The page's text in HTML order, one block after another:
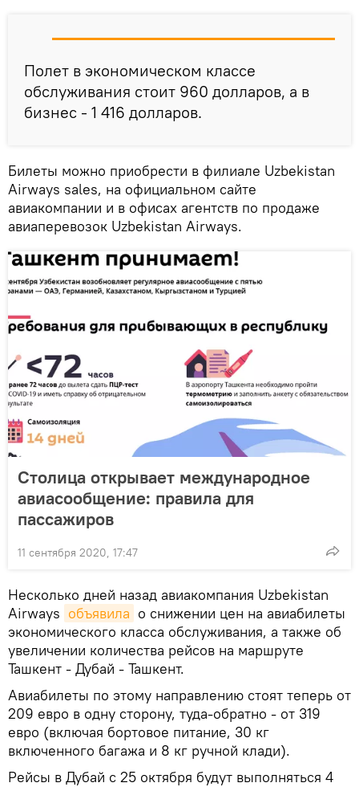
Полет в экономическом классе
обслуживания стоит 960 долларов, а в
бизнес - 1 416 долларов.
Билеты можно приобрести в филиале Uzbekistan
Airways sales, на официальном сайте
авиакомпании и в офисах агентств по продаже
авиаперевозок Uzbekistan Airways.
Столица открывает международное
авиасообщение: правила для
пассажиров
11 сентября 2020, 17:47
Несколько дней назад авиакомпания Uzbekistan
Airways объявила о снижении цен на авиабилеты
экономического класса обслуживания, а также об
увеличении количества рейсов на маршруте
Ташкент - Дубай - Ташкент.
Авиабилеты по этому направлению стоят теперь от
209 евро в одну сторону, туда-обратно - от 319
евро (включая бортовое питание, 30 кг
включенного багажа и 8 кг ручной клади).
Рейсы в Дубай с 25 октября будут выполняться 4